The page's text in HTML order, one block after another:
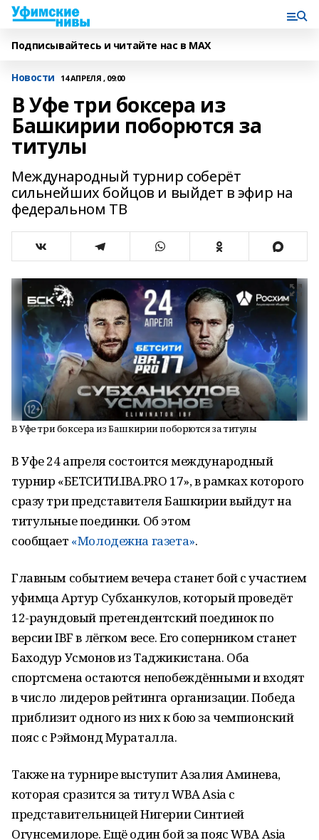
Подписывайтесь и читайте нас в MAX
Новости 14 АПРЕЛЯ , 09:00
В Уфе три боксера из
Башкирии поборются за
титулы
Международный турнир соберёт
сильнейших бойцов и выйдет в эфир на
федеральном ТВ
В Уфе три боксера из Башкирии поборются за титулы
В Уфе 24 апреля состоится международный
турнир «БЕТСИТИ.IBA.PRO 17», в рамках которого
сразу три представителя Башкирии выйдут на
титульные поединки. Об этом
сообщает «Молодежна газета».
Главным событием вечера станет бой с участием
уфимца Артур Субханкулов, который проведёт
12-раундовый претендентский поединок по
версии IBF в лёгком весе. Его соперником станет
Баходур Усмонов из Таджикистана. Оба
спортсмена остаются непобеждёнными и входят
в число лидеров рейтинга организации. Победа
приблизит одного из них к бою за чемпионский
пояс с Рэймонд Мураталла.
Также на турнире выступит Азалия Аминева,
которая сразится за титул WBA Asia с
представительницей Нигерии Синтией
Огунсемилоре. Ещё один бой за пояс WBA Asia